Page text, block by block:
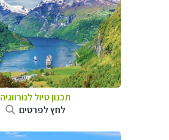
תכנון טיול לנורווגיה
לחץ לפרטים